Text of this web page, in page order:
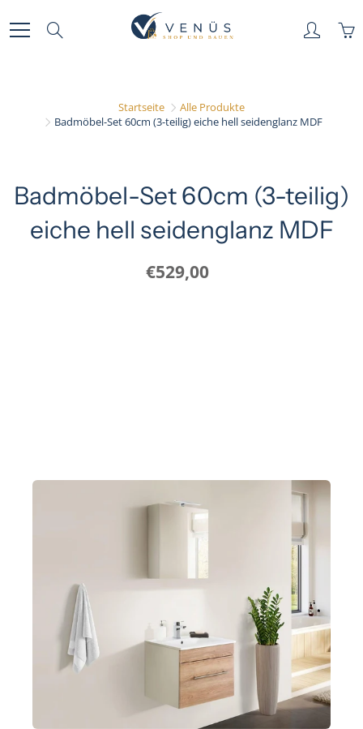
to
Startseite
Alle Produkte
Badmöbel-Set 60cm (3-teilig) eiche hell seidenglanz MDF
Badmöbel-Set 60cm (3-teilig)
eiche hell seidenglanz MDF
€529,00